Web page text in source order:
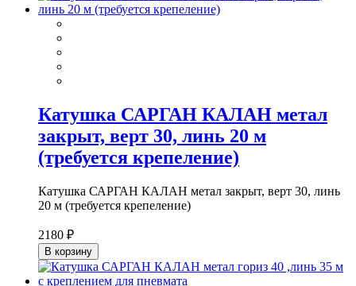
Катушка САРГАН КАЛАН метал
закрыт, верт 30, линь 20 м
(требуется крепеление)
Катушка САРГАН КАЛАН метал закрыт, верт 30, линь
20 м (требуется крепеление)
2180 ₽
В корзину